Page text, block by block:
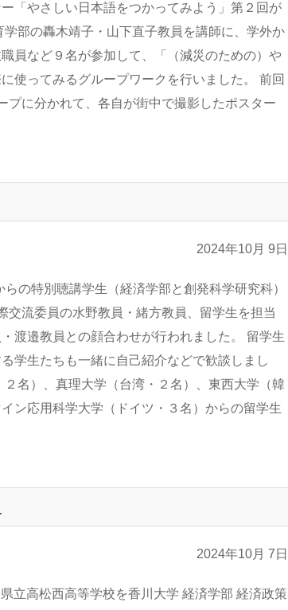
「やさしい日本語をつかってみよう」第２回が
学部の轟木靖子・山下直子教員を講師に、学外か
員など９名が参加して、「（減災のための）や
使ってみるグループワークを行いました。 前回
プに分かれて、各自が街中で撮影したポスター
2024年10月 9日
の特別聴講学生（経済学部と創発科学研究科）
交流委員の水野教員・緒方教員、留学生を担当
渡邉教員との顔合わせが行われました。 留学生
学生たちも一緒に自己紹介などで歓談しまし
２名）、真理大学（台湾・２名）、東西大学（韓
ン応用科学大学（ドイツ・３名）からの留学生
2024年10月 7日
立高松西高等学校を香川大学 経済学部 経済政策